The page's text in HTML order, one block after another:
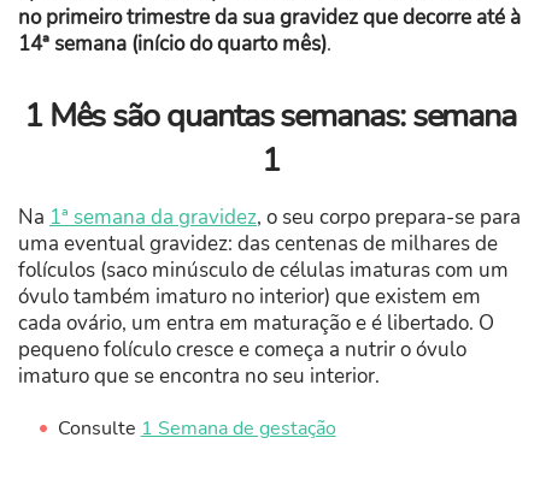
no primeiro trimestre da sua gravidez que decorre até à
14ª semana (início do quarto mês).
1 Mês são quantas semanas: semana
1
Na 1ª semana da gravidez, o seu corpo prepara-se para
uma eventual gravidez: das centenas de milhares de
folículos (saco minúsculo de células imaturas com um
óvulo também imaturo no interior) que existem em
cada ovário, um entra em maturação e é libertado. O
pequeno folículo cresce e começa a nutrir o óvulo
imaturo que se encontra no seu interior.
Consulte 1 Semana de gestação